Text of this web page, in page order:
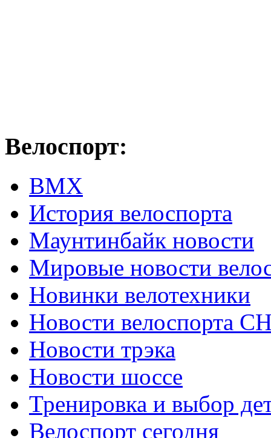
Велоспорт:
ВМХ
История велоспорта
Маунтинбайк новости
Мировые новости
Новинки велотехники
Новости велоспорта
Новости трэка
Новости шоссе
Тренировка и выбор
Велоспорт сегодня